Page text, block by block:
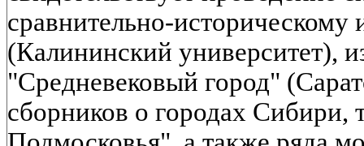
сравнительно-историческому
(Калининский университет),
"Средневековый город"
сборников о городах Сибири,